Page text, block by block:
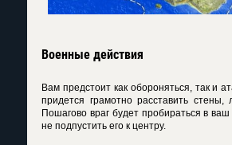
Военные действия
Вам предстоит как обороняться, так и
придется грамотно расставить стены,
Пошагово враг будет пробираться в ваш
не подпустить его к центру.